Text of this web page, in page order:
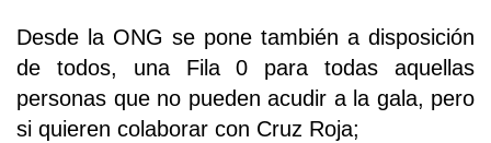
Desde la ONG se pone también a disposición
de todos, una Fila 0 para todas aquellas
personas que no pueden acudir a la gala, pero
si quieren colaborar con Cruz Roja;